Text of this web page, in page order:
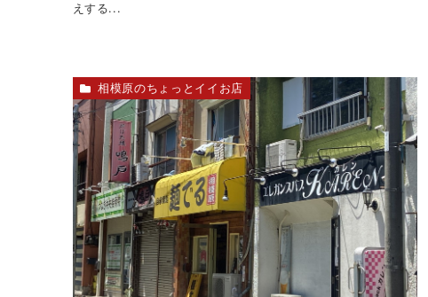
えする...
相模原のちょっとイイお店